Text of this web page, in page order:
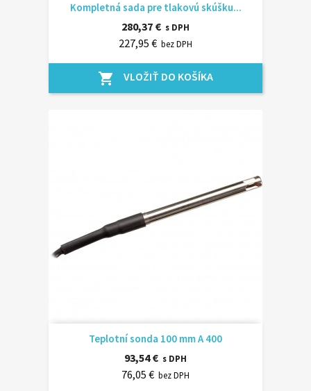
Kompletná sada pre tlakovú skúšku...
280,37 € s DPH
227,95 € bez DPH
shopping_cart VLOŽIŤ DO KOŠÍKA
Teplotní sonda 100 mm A 400
93,54 € s DPH
76,05 € bez DPH